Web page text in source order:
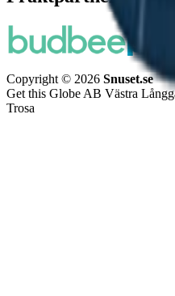
Copyright © 2026 Snuset.se
Get this Globe AB Västra
Trosa